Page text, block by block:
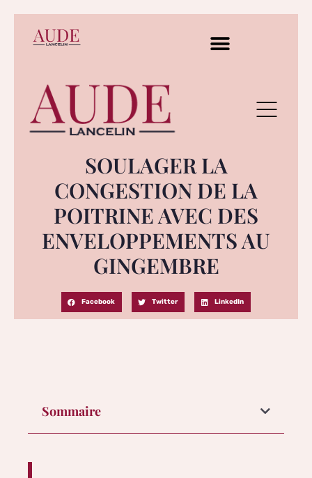
SOULAGER LA
CONGESTION DE LA
POITRINE AVEC DES
ENVELOPPEMENTS AU
GINGEMBRE
Facebook Twitter LinkedIn
Sommaire